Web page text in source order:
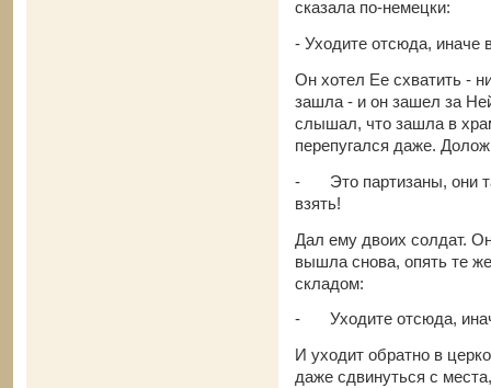
сказала по-немецки:
- Уходите отсюда, иначе
Он хотел Ее схватить -
зашла - и он зашел за
слышал, что зашла в
перепугался даже.
-
Это партизаны, они
взять!
Дал ему двоих солдат.
вышла снова, опять те
складом:
-
Уходите отсюда,
И уходит обратно в
даже сдвинуться с